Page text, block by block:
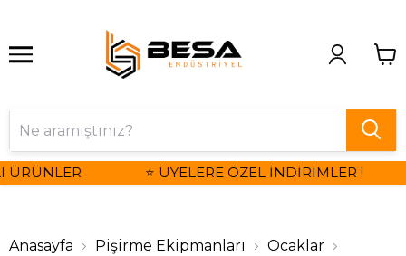
⭐ ÜYELERE ÖZEL İNDİRİMLER !
Anasayfa Pişirme Ekipmanları
Ocaklar